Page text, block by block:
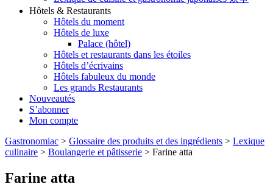
Hôtels & Restaurants
Hôtels du moment
Hôtels de luxe
Palace (hôtel)
Hôtels et restaurants dans les étoiles
Hôtels d’écrivains
Hôtels fabuleux du monde
Les grands Restaurants
Nouveautés
S’abonner
Mon compte
Gastronomiac > Glossaire des produits et des ingrédients > Lexique
culinaire > Boulangerie et pâtisserie > Farine atta
Farine atta